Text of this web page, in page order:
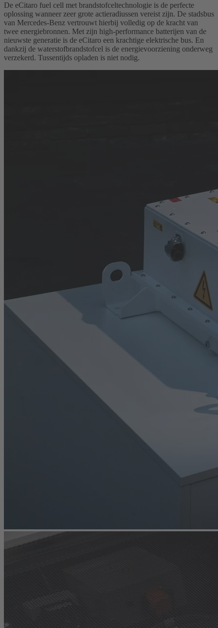
De eCitaro fuel cell met brandstofceltechnologie is de perfecte
oplossing wanneer zeer grote actieradiussen vereist zijn. De stadsbus
van Mercedes-Benz vertrouwt hierbij volledig op de kracht van
twee energiebronnen. Met zijn high-performance batterijen van de
nieuwste generatie is de eCitaro een krachtige elektrische bus. En
dankzij de waterstofbrandstofcel is de energievoorziening onderweg
verzekerd. Tussentijds opladen is niet nodig.